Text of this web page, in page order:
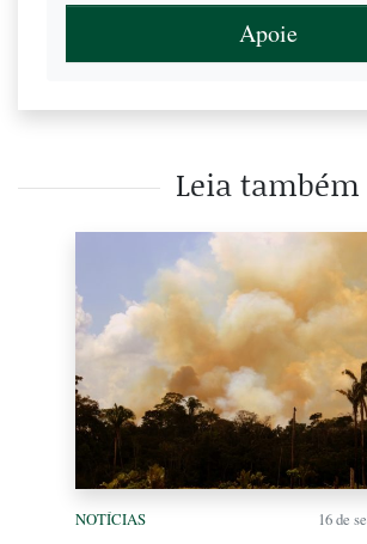
Apoie
Leia também
NOTÍCIAS 16 de